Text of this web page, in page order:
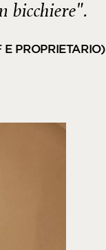
bicchiere".
PROPRIETARIO)